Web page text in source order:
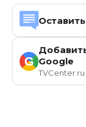
G Google